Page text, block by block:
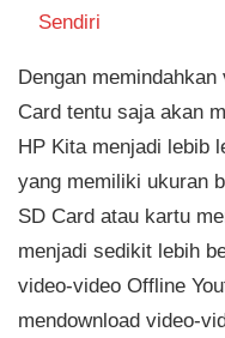
Sendiri
Dengan
Card tentu saja akan
HP Kita menjadi lebib
yang memiliki ukuran
SD Card atau kartu
menjadi sedikit lebih
video-video Offline
mendownload video-